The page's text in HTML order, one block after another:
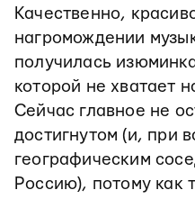
Качественно,
нагромождении
получилась
которой не хватает
Сейчас главное не
достигнутом (и, при
географическим
Россию), потому как